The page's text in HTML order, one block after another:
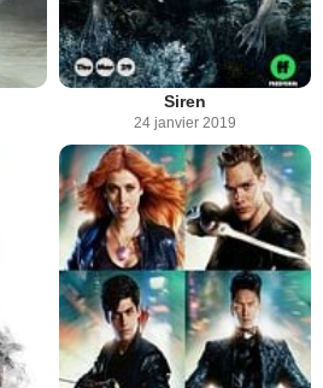
Siren
24 janvier 2019